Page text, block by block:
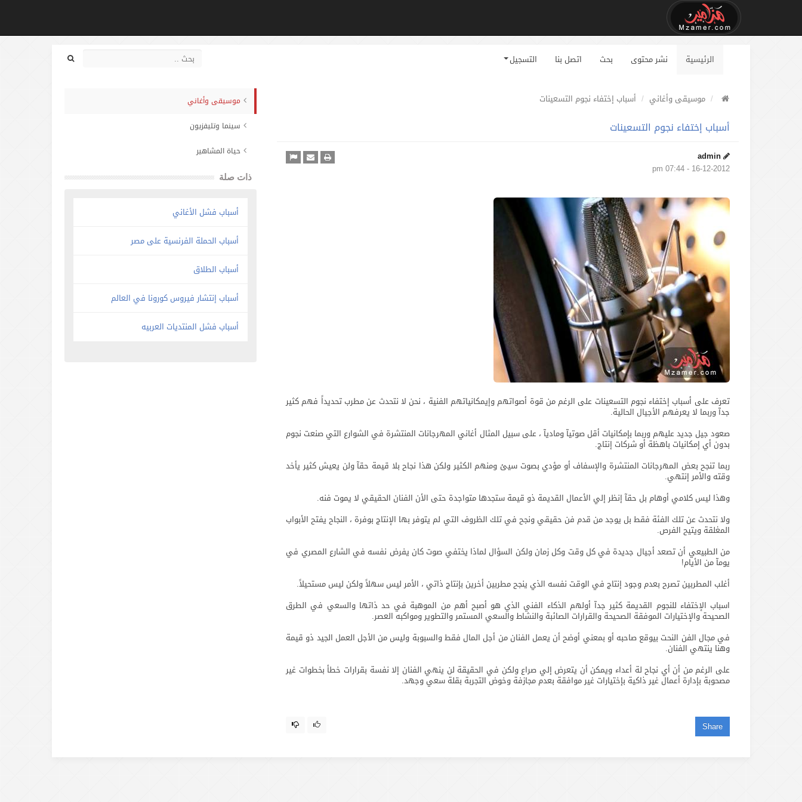
الرئيسية نشر محتوى بحث اتصل بنا التسجيل
موسيقى وأغاني أسباب إختفاء نجوم التسعينات
أسباب إختفاء نجوم التسعينات
admin
16-12-2012 - 07:44 pm
تعرف على أسباب إختفاء نجوم التسعينات على الرغم من قوة أصواتهم وإيمكانياتهم الفنية ، نحن لا نتحدث عن مطرب تحديداً فهم كثير
جدآ وربما لا يعرفهم الأجيال الحالية.
صعود جيل جديد عليهم وربما بإمكانيات أقل صوتيآ وماديآ ، على سبيل المثال أغاني المهرجانات المنتشرة في الشوارع التي صنعت نجوم
بدون أي إمكانيات باهظة أو شركات إنتاج.
ربما تنجح بعض المهرجانات المنتشرة والإسفاف أو مؤدي بصوت سيئ ومنهم الكثير ولكن هذا نجاح بلا قيمة حقآ ولن يعيش كثير يأخد
وقته والأمر إنتهي.
وهذا ليس كلامي أوهام بل حقآ إنظر إلي الأعمال القديمة ذو قيمة ستجدها متواجدة حتى الأن الفنان الحقيقي لا يموت فنه.
ولا نتحدث عن تلك الفئة فقط بل يوجد من قدم فن حقيقي ونجح في تلك الظروف التي لم يتوفر بها الإنتاج بوفرة ، النجاح يفتح الأبواب
المغلقة ويتيح الفرص.
من الطبيعي أن تصعد أجيال جديدة في كل وقت وكل زمان ولكن السؤال لماذا يختفي صوت كان يفرض نفسه في الشارع المصري في
يومآ من الأيام!
أغلب المطربين تصرح بعدم وجود إنتاج في الوقت نفسه الذي ينجح مطربين أخرين بإنتاج ذاتي ، الأمر ليس سهلاً ولكن ليس مستحيلاً.
اسباب الإختفاء للنجوم القديمة كثير جدآ أولهم الذكاء الفني الذي هو أصبح أهم من الموهبة في حد ذاتها والسعي في الطرق
الصحيحة والإختيارات الموفقة الصحيحة والقرارات الصائبة والنشاط والسعي المستمر والتطوير ومواكبه العصر.
في مجال الفن النحت بيوقع صاحبه أو بمعني أوضح أن يعمل الفنان من أجل المال فقط والسبوبة وليس من الأجل العمل الجيد ذو قيمة
وهنا ينتهي الفنان.
على الرغم من أن أي نجاح لة أعداء ويمكن أن يتعرض إلي صراع ولكن في الحقيقة لن ينهي الفنان إلا نفسة بقرارات خطأ بخطوات غير
مصحوبة بإدارة أعمال غير ذاكية بإختيارات غير موافقة بعدم مجازفة وخوض التجربة بقلة سعي وجهد.
Share
موسيقى وأغاني
سينما وتليفزيون
حياة المشاهير
ذات صلة
أسباب فشل الأغاني
أسباب الحملة الفرنسية على مصر
أسباب الطلاق
أسباب إنتشار فيروس كورونا في العالم
أسباب فشل المنتديات العربيه